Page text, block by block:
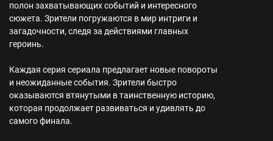
полон захватывающих событий и интересного
сюжета. Зрители погружаются в мир интриги и
загадочности, следя за действиями главных
героинь.
Каждая серия сериала предлагает новые повороты
и неожиданные события. Зрители быстро
оказываются втянутыми в таинственную историю,
которая продолжает развиваться и удивлять до
самого финала.